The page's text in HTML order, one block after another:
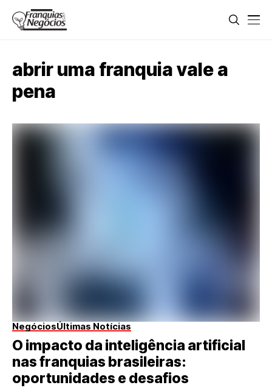
abrir uma franquia vale a
pena
NegóciosÚltimas Notícias
O impacto da inteligência artificial
nas franquias brasileiras:
oportunidades e desafios